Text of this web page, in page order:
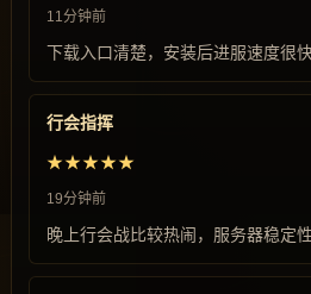
11分钟前
下载入口清楚，安装后进服速度很
行会指挥
★★★★★
19分钟前
晚上行会战比较热闹，服务器稳定性